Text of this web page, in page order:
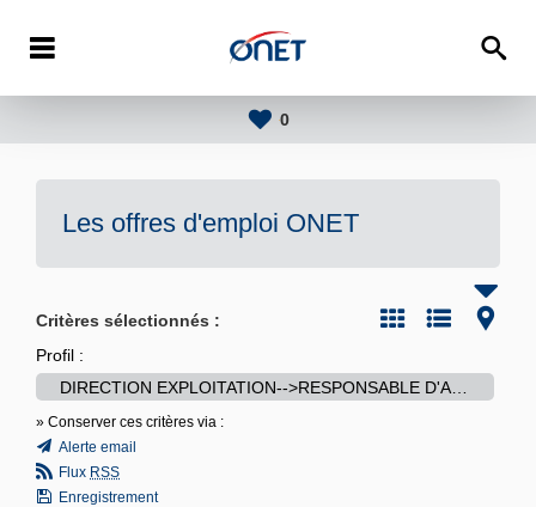
0
Les offres d'emploi ONET
Critères sélectionnés :
Profil :
» Conserver ces critères via :
Alerte email
Flux RSS
Enregistrement